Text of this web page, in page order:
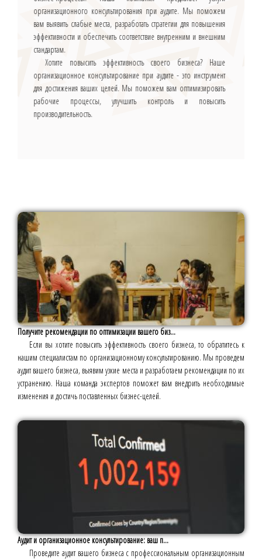
организационного консультирования при аудите. Мы поможем
вам выявить слабые места, разработать стратегии для повышения
эффективности и обеспечить соответствие внутренним и внешним
стандартам.
Хотите повысить эффективность своего бизнеса? Наше
организационное консультирование при аудите - это инструмент
для достижения ваших целей. Мы поможем вам оптимизировать
рабочие процессы, улучшить контроль и повысить
производительность.
Получите рекомендации по оптимизации вашего биз...
Если вы хотите повысить эффективность своего бизнеса, то обратитесь к
нашим специалистам по организационному консультированию. Мы проведем
аудит вашего бизнеса, выявим узкие места и разработаем рекомендации по их
устранению. Наша команда экспертов поможет вам внедрить необходимые
изменения и достичь поставленных бизнес-целей.
Аудит и организационное консультирование: ваш п...
Проведите аудит вашего бизнеса с профессиональным организационным